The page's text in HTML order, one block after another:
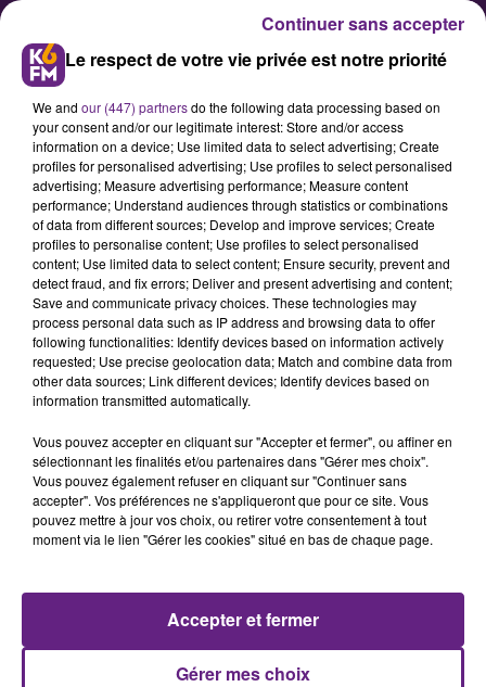
Régionales : Marie-Guite Dufay
finit en tête à Dijon
Dans la commune de Dijon, Marie-
Guite Dufay, tête de liste PS,
termine en tête des votes de ces
éléctions régionales en récoltant
position, on retrouve la liste UDI /
Les Républicains emmenée par
François Sauvadet avec 35,46% et
la liste FN de Sophie Montel finit
Publié : 13 décembre 2015 à 19h11 par arnaud
Le respect de votre vie privée est notre priorité
We and our (447) partnersdo the following data processing based on
your consent and/or our legitimate interest: Store and/or access
information on a device; Use limited data to select advertising; Create
profiles for personalised advertising; Use profiles to select personalised
advertising; Measure advertising performance; Measure content
performance; Understand audiences through statistics or combinations
of data from different sources; Develop and improve services; Create
profiles to personalise content; Use profiles to select personalised
content; Use limited data to select content; Ensure security, prevent and
detect fraud, and fix errors; Deliver and present advertising and content;
Save and communicate privacy choices. These technologies may
process personal data such as IP address and browsing data to offer
following functionalities: Identify devices based on information actively
requested; Use precise geolocation data; Match and combine data from
other data sources; Link different devices; Identify devices based on
information transmitted automatically.
Vous pouvez accepter en cliquant sur "Accepter et fermer", ou affiner en
sélectionnant les finalités et/ou partenaires dans "Gérer mes choix".
Vous pouvez également refuser en cliquant sur "Continuer sans
accepter". Vos préférences ne s'appliqueront que pour ce site. Vous
pouvez mettre à jour vos choix, ou retirer votre consentement à tout
moment via le lien "Gérer les cookies" situé en bas de chaque page.
Gérer mes choix
Accepter et fermer
Continuer sans accepter